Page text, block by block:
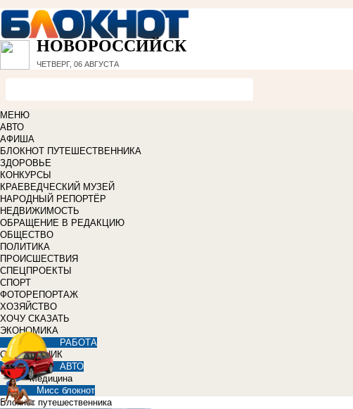
НОВОРОССИЙСК
ЧЕТВЕРГ, 06 АВГУСТА
МЕНЮ
АВТО
АФИША
БЛОКНОТ ПУТЕШЕСТВЕННИКА
ЗДОРОВЬЕ
КОНКУРСЫ
КРАЕВЕДЧЕСКИЙ МУЗЕЙ
НАРОДНЫЙ РЕПОРТЁР
НЕДВИЖИМОСТЬ
ОБРАЩЕНИЕ В РЕДАКЦИЮ
ОБЩЕСТВО
ПОЛИТИКА
ПРОИСШЕСТВИЯ
СПЕЦПРОЕКТЫ
СПОРТ
ФОТОРЕПОРТАЖ
ХОЗЯЙСТВО
ХОЧУ СКАЗАТЬ
ЭКОНОМИКА
РАБОТА
СПРАВОЧНИК
АВТО
Медицина
Мисс блокнот
Блокнот путешественника